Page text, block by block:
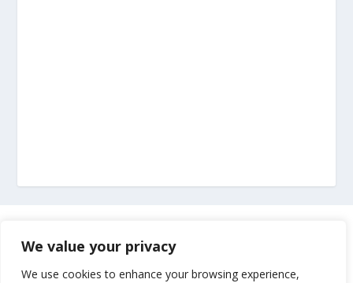
We value your privacy
We use cookies to enhance your browsing experience,
Impressum